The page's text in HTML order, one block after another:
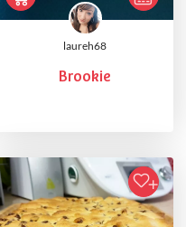
laureh68
Brookie